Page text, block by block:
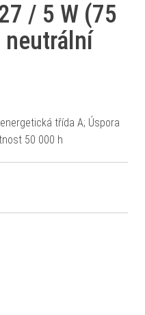
/ 5 W (75
neutrální
třída A; Úspora
50 000 h